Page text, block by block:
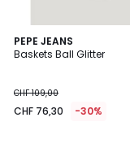
PEPE JEANS
Baskets Ball Glitter
CHF 109,00
CHF 76,30 -30%